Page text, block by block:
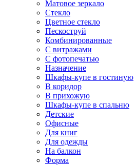
Матовое зеркало
Стекло
Цветное стекло
Пескоструй
Комбинированные
С витражами
С фотопечатью
Назначение
Шкафы-купе в гостиную
В коридор
В прихожую
Шкафы-купе в спальню
Детские
Офисные
Для книг
Для одежды
На балкон
Форма